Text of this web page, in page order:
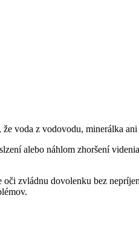
voda z vodovodu, minerálka
alebo náhlom zhoršení
zvládnu dovolenku bez